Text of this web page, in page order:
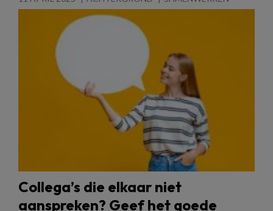
Collega’s die elkaar niet
aanspreken? Geef het goede